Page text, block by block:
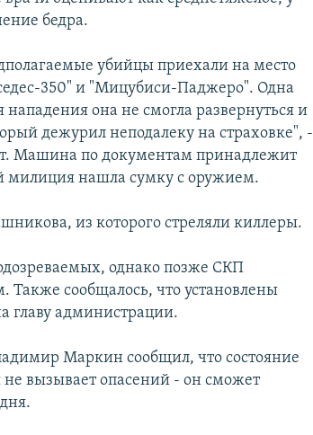
бедра.
убийцы приехали на место
350" и "Мицубиси-Паджеро". Одна
нападения она не смогла развернуться и
дежурил неподалеку на страховке", -
Машина по документам принадлежит
нашла сумку с оружием.
из которого стреляли киллеры.
однако позже СКП
сообщалось, что установлены
главу администрации.
Маркин сообщил, что состояние
не вызывает опасений - он сможет